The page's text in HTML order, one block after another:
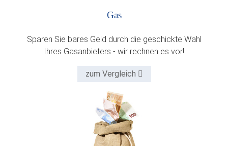
Gas
Sparen Sie bares Geld durch die geschickte Wahl
Ihres Gasanbieters - wir rechnen es vor!
zum Vergleich